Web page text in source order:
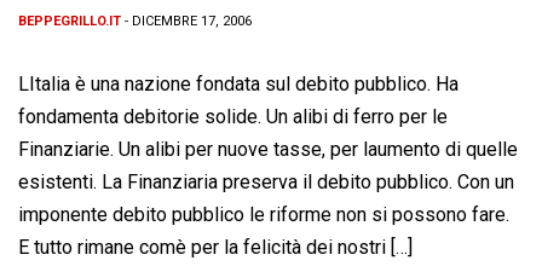
BEPPEGRILLO.IT - DICEMBRE 17, 2006
LItalia è una nazione fondata sul debito pubblico. Ha
fondamenta debitorie solide. Un alibi di ferro per le
Finanziarie. Un alibi per nuove tasse, per laumento di quelle
esistenti. La Finanziaria preserva il debito pubblico. Con un
imponente debito pubblico le riforme non si possono fare.
E tutto rimane comè per la felicità dei nostri […]